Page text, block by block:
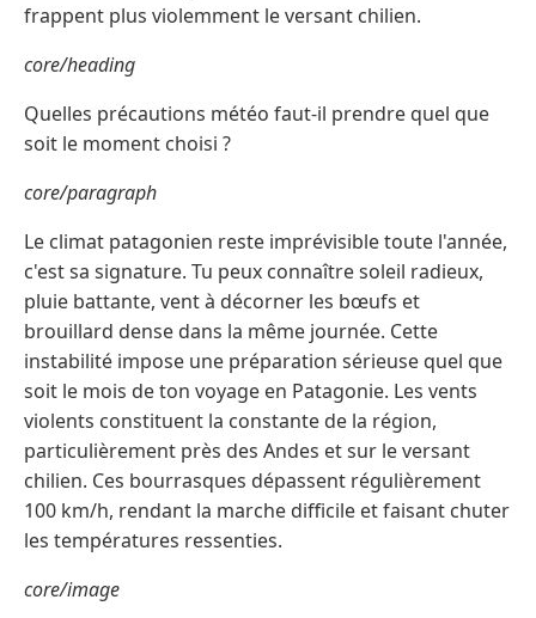
frappent plus violemment le versant chilien.
core/heading
Quelles précautions météo faut‑il prendre quel que
soit le moment choisi ?
core/paragraph
Le climat patagonien reste imprévisible toute l'année,
c'est sa signature. Tu peux connaître soleil radieux,
pluie battante, vent à décorner les bœufs et
brouillard dense dans la même journée. Cette
instabilité impose une préparation sérieuse quel que
soit le mois de ton voyage en Patagonie. Les vents
violents constituent la constante de la région,
particulièrement près des Andes et sur le versant
chilien. Ces bourrasques dépassent régulièrement
100 km/h, rendant la marche difficile et faisant chuter
les températures ressenties.
core/image